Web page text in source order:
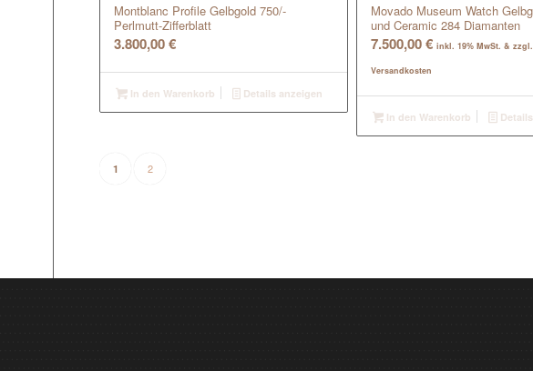
Montblanc Profile Gelbgold 750/-
Perlmutt-Zifferblatt
3.800,00€
In den Warenkorb Details anzeigen
Movado Museum Watch
und Ceramic 284 Diamanten
7.500,00€ inkl. 19% MwSt. & zzgl.
Versandkosten
In den Warenkorb
1 2